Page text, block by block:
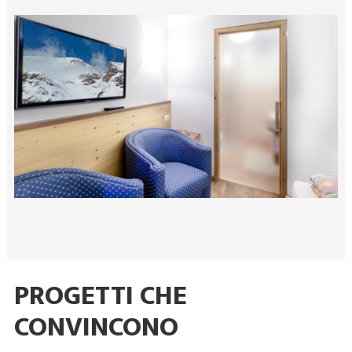
PROGETTI CHE
CONVINCONO